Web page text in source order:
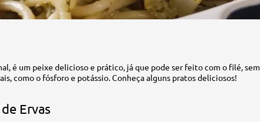
é um peixe delicioso e prático, já que pode ser feito com o filé, sem
como o fósforo e potássio. Conheça alguns pratos deliciosos!
Ervas